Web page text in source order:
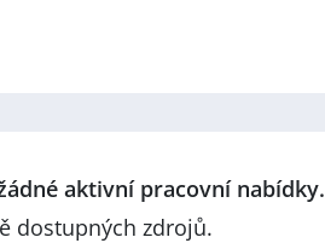
aktivní pracovní nabídky.
dostupných zdrojů.